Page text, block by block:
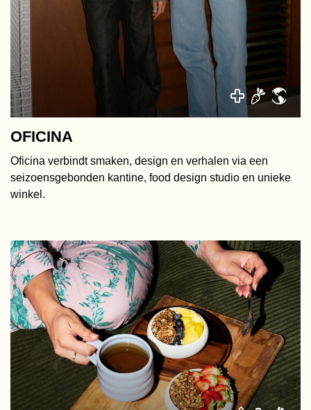
OFICINA
Oficina verbindt smaken, design en verhalen via een
seizoensgebonden kantine, food design studio en unieke
winkel.